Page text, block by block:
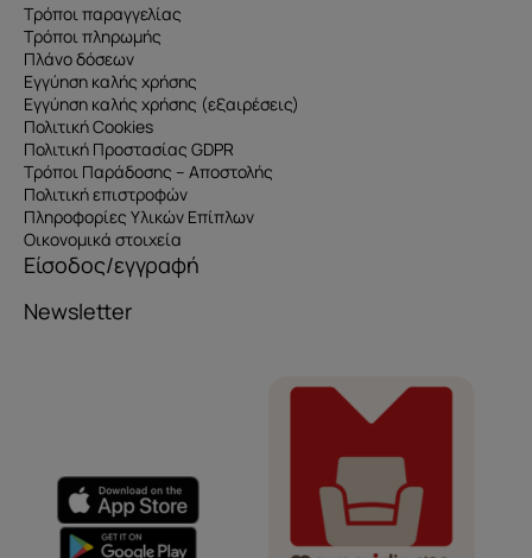
e-mail
Τρόποι παραγγελίας
Τρόποι πληρωμής
Πλάνο δόσεων
Εγγύηση καλής χρήσης
Εγγύηση καλής χρήσης (εξαιρέσεις)
Πολιτική Cookies
Πολιτική Προστασίας GDPR
Τρόποι Παράδοσης – Αποστολής
Πολιτική επιστροφών
Πληροφορίες Υλικών Επίπλων
Οικονομικά στοιχεία
Είσοδος/εγγραφή
Newsletter